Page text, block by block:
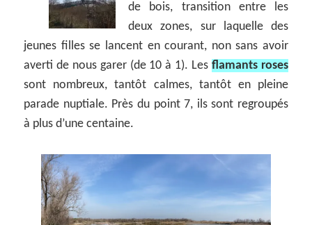
de bois, transition entre les
deux zones, sur laquelle des
jeunes filles se lancent en courant, non sans avoir
averti de nous garer (de 10 à 1). Les flamants roses
sont nombreux, tantôt calmes, tantôt en pleine
parade nuptiale. Près du point 7, ils sont regroupés
à plus d’une centaine.